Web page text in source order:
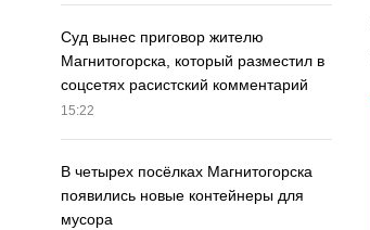
Суд вынес приговор жителю
Магнитогорска, который разместил в
соцсетях расистский комментарий
15:22
В четырех посёлках Магнитогорска
появились новые контейнеры для
мусора